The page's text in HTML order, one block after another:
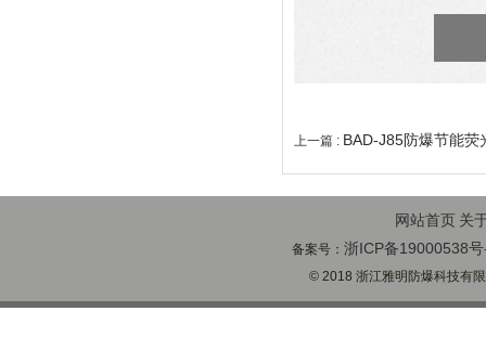
上一篇 : BAD-J85防爆节能荧
网站首页 关
备案号：浙ICP备19000538
© 2018 浙江雅明防爆科技有